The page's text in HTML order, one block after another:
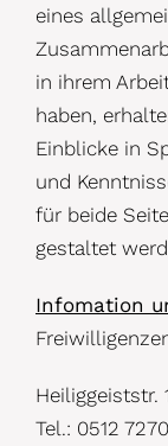
eines
in ihrem
haben,
Einblicke in
und
für beide
gestaltet
Infomation
Heiliggeiststr.
Tel.: 0512